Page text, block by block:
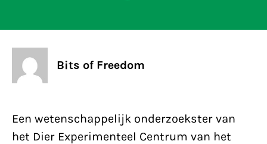
Bits of Freedom
Een wetenschappelijk onderzoekster van
het Dier Experimenteel Centrum van het